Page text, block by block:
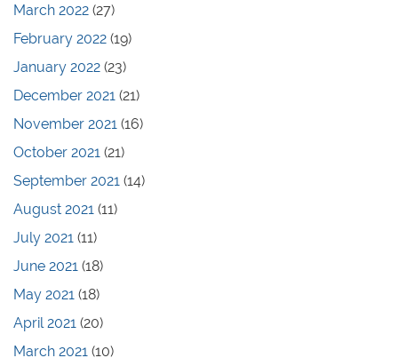
March 2022 (27)
February 2022 (19)
January 2022 (23)
December 2021 (21)
November 2021 (16)
October 2021 (21)
September 2021 (14)
August 2021 (11)
July 2021 (11)
June 2021 (18)
May 2021 (18)
April 2021 (20)
March 2021 (10)